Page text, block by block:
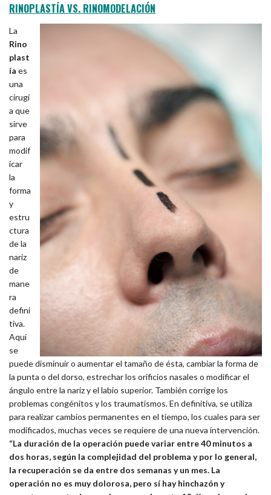
RINOPLASTÍA VS. RINOMODELACIÓN
La
Rino
plast
ía es
una
cirugí
a que
sirve
para
modif
icar
la
forma
y
estru
ctura
de la
nariz
de
mane
ra
defini
tiva.
Aquí
se
puede disminuir o aumentar el tamaño de ésta, cambiar la forma de
la punta o del dorso, estrechar los orificios nasales o modificar el
ángulo entre la nariz y el labio superior. También corrige los
problemas congénitos y los traumatismos. En definitiva, se utiliza
para realizar cambios permanentes en el tiempo, los cuales para ser
modificados, muchas veces se requiere de una nueva intervención.
“La duración de la operación puede variar entre 40 minutos a
dos horas, según la complejidad del problema y por lo general,
la recuperación se da entre dos semanas y un mes. La
operación no es muy dolorosa, pero sí hay hinchazón y